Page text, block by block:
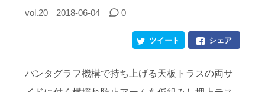
vol.20 2018-06-04 0
シェア
ツイート
パンタグラフ機構で持ち上げる天板トラスの両サ